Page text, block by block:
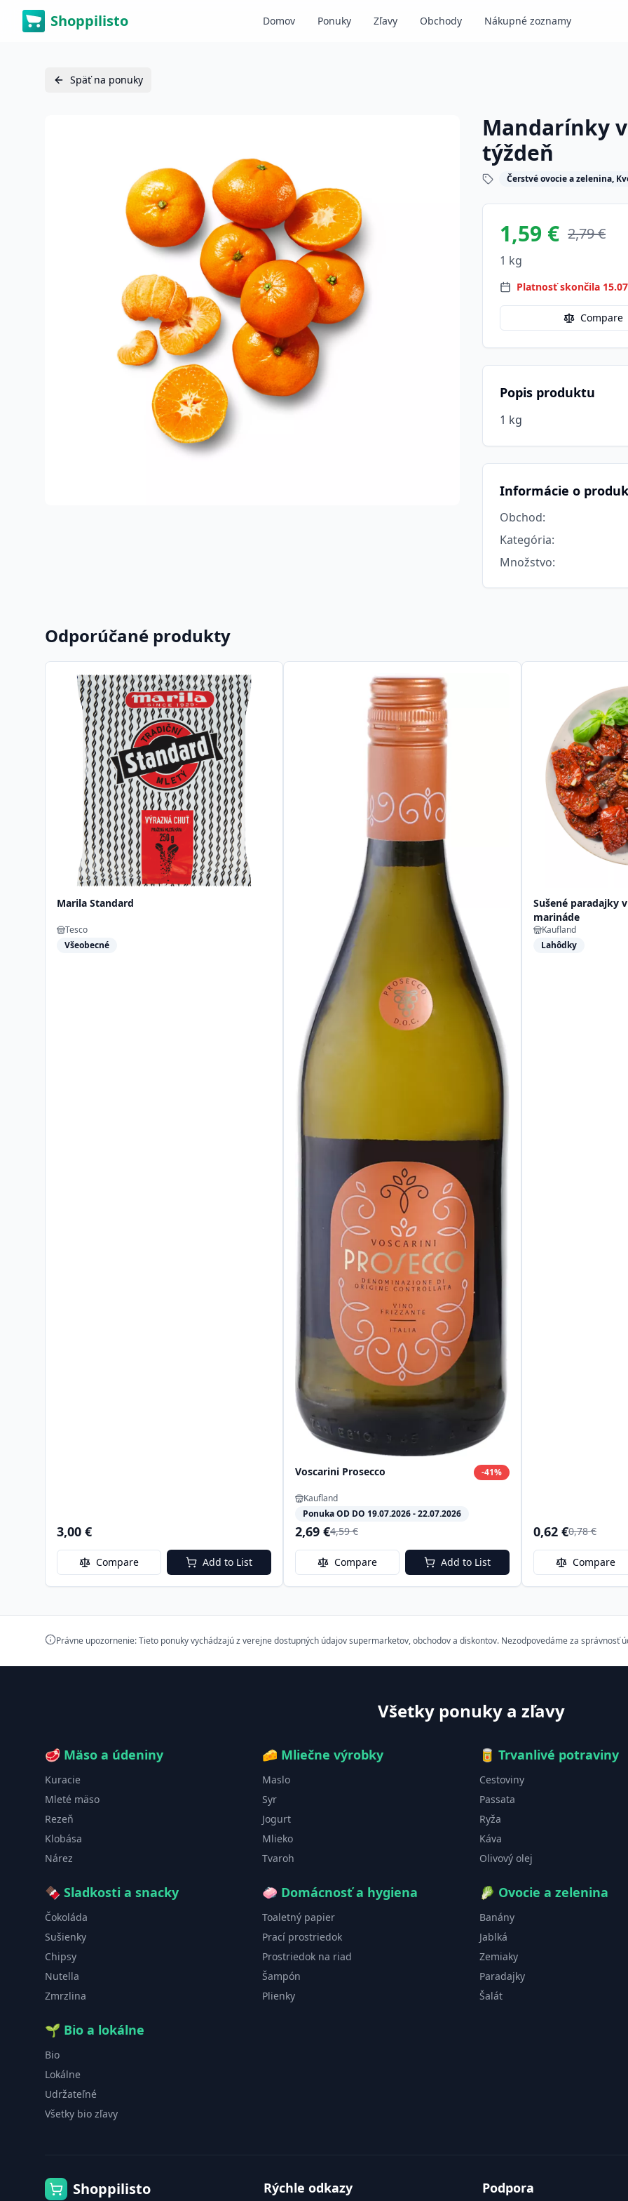
Shoppilisto Domov Ponuky Zľavy Obchody Nákupné zoznamy
Späť na ponuky
Mandarínky
týždeň
Čerstvé ovocie a zelenina,
1,59 € 2,79 €
1 kg
Platnosť skončila
Compare
Popis produktu
1 kg
Informácie o
Obchod:
Kategória:
Množstvo:
Odporúčané produkty
Marila Standard
Tesco
Všeobecné
3,00 €
Compare Add to List
Voscarini Prosecco -41%
Kaufland
Ponuka OD DO 19.07.2026 - 22.07.2026
2,69 €4,59 €
Compare Add to List
Sušené paradajky
marináde
Kaufland
Lahôdky
0,62 €0,78 €
Compare
Právne upozornenie: Tieto ponuky vychádzajú z verejne dostupných údajov supermarketov, obchodov a diskontov. Nezodpovedáme za
Všetky ponuky a zľavy
🥩 Mäso a údeniny
Kuracie
Mleté mäso
Rezeň
Klobása
Nárez
🧀 Mliečne výrobky
Maslo
Syr
Jogurt
Mlieko
Tvaroh
🥫 Trvanlivé potraviny
Cestoviny
Passata
Ryža
Káva
Olivový olej
🍫 Sladkosti a snacky
Čokoláda
Sušienky
Chipsy
Nutella
Zmrzlina
🧼 Domácnosť a hygiena
Toaletný papier
Prací prostriedok
Prostriedok na riad
Šampón
Plienky
🥬 Ovocie a zelenina
Banány
Jablká
Zemiaky
Paradajky
Šalát
🌱 Bio a lokálne
Bio
Lokálne
Udržateľné
Všetky bio zľavy
Shoppilisto Rýchle odkazy Podpora